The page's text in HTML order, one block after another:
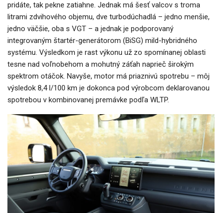
pridáte, tak pekne zatiahne. Jednak má šesť valcov s troma
litrami zdvihového objemu, dve turbodúchadlá – jedno menšie,
jedno väčšie, oba s VGT – a jednak je podporovaný
integrovaným štartér-generátorom (BiSG) mild-hybridného
systému. Výsledkom je rast výkonu už zo spomínanej oblasti
tesne nad voľnobehom a mohutný záťah naprieč širokým
spektrom otáčok. Navyše, motor má priaznivú spotrebu – môj
výsledok 8,4 l/100 km je dokonca pod výrobcom deklarovanou
spotrebou v kombinovanej premávke podľa WLTP.